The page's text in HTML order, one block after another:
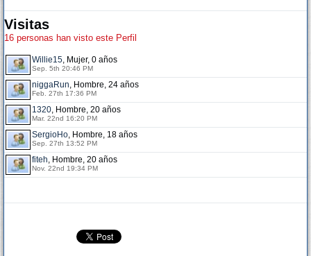
Visitas
16 personas han visto este Perfil
Willie15, Mujer, 0 años
Sep. 5th 20:46 PM
niggaRun, Hombre, 24 años
Feb. 27th 17:36 PM
1320, Hombre, 20 años
Mar. 22nd 16:20 PM
SergioHo, Hombre, 18 años
Sep. 27th 13:52 PM
fiteh, Hombre, 20 años
Nov. 22nd 19:34 PM